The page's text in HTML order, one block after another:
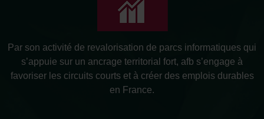
Par son activité de revalorisation de parcs informatiques qui
s’appuie sur un ancrage territorial fort, afb s’engage à
favoriser les circuits courts et à créer des emplois durables
en France.